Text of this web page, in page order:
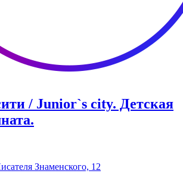
/ Junior`s city. ​Детская
Знаменского, 12